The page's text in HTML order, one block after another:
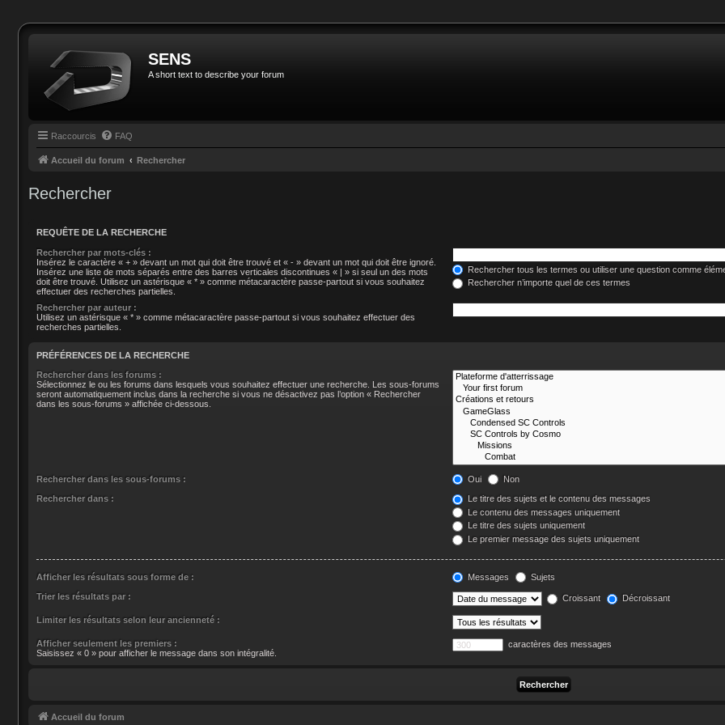
SENS
A short text to describe your forum
Raccourcis FAQ
Accueil du forum Rechercher
Rechercher
REQUÊTE DE LA RECHERCHE
Rechercher par mots-clés :
Insérez le caractère « + » devant un mot qui doit être trouvé et « - » devant un mot qui doit être ignoré.
Insérez une liste de mots séparés entre des barres verticales discontinues « | » si seul un des mots
doit être trouvé. Utilisez un astérisque « * » comme métacaractère passe-partout si vous souhaitez
effectuer des recherches partielles.
Rechercher tous les termes ou utiliser une question comme
Rechercher n’importe quel de ces termes
Rechercher par auteur :
Utilisez un astérisque « * » comme métacaractère passe-partout si vous souhaitez effectuer des
recherches partielles.
PRÉFÉRENCES DE LA RECHERCHE
Rechercher dans les forums :
Sélectionnez le ou les forums dans lesquels vous souhaitez effectuer une recherche. Les sous-forums
seront automatiquement inclus dans la recherche si vous ne désactivez pas l’option « Rechercher
dans les sous-forums » affichée ci-dessous.
Rechercher dans les sous-forums : Oui Non
Rechercher dans :
Le titre des sujets et le contenu des messages
Le contenu des messages uniquement
Le titre des sujets uniquement
Le premier message des sujets uniquement
Afficher les résultats sous forme de : Messages Sujets
Trier les résultats par : Croissant Décroissant
Limiter les résultats selon leur ancienneté :
Afficher seulement les premiers :
Saisissez « 0 » pour afficher le message dans son intégralité.
caractères des messages
Accueil du forum